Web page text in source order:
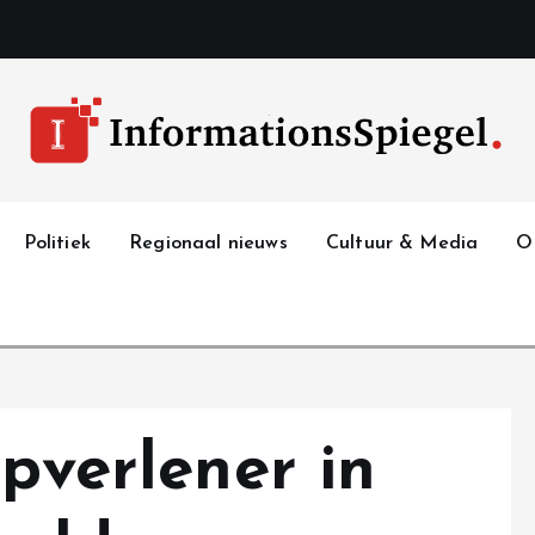
Politiek Regionaal nieuws Cultuur & Media
in